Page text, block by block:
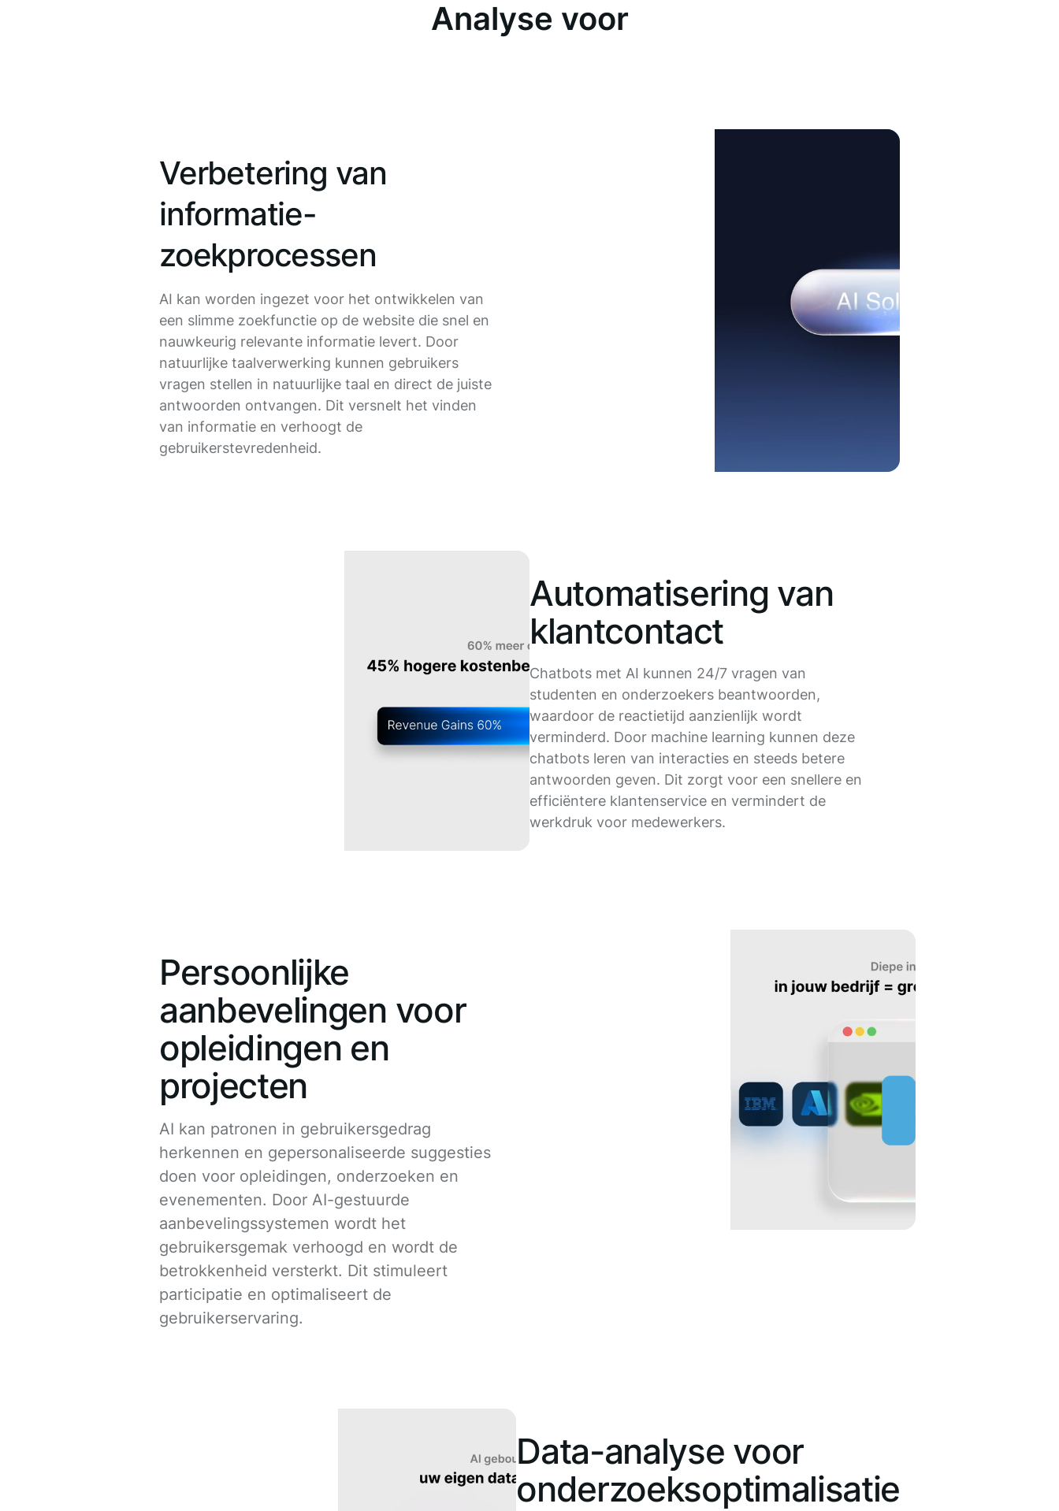
Analyse voor
Verbetering van
informatie-
zoekprocessen
AI kan worden ingezet voor het ontwikkelen van
een slimme zoekfunctie op de website die snel en
nauwkeurig relevante informatie levert. Door
natuurlijke taalverwerking kunnen gebruikers
vragen stellen in natuurlijke taal en direct de juiste
antwoorden ontvangen. Dit versnelt het vinden
van informatie en verhoogt de
gebruikerstevredenheid.
Automatisering van
klantcontact
Chatbots met AI kunnen 24/7 vragen van
studenten en onderzoekers beantwoorden,
waardoor de reactietijd aanzienlijk wordt
verminderd. Door machine learning kunnen deze
chatbots leren van interacties en steeds betere
antwoorden geven. Dit zorgt voor een snellere en
efficiëntere klantenservice en vermindert de
werkdruk voor medewerkers.
Persoonlijke
aanbevelingen voor
opleidingen en
projecten
AI kan patronen in gebruikersgedrag
herkennen en gepersonaliseerde suggesties
doen voor opleidingen, onderzoeken en
evenementen. Door AI-gestuurde
aanbevelingssystemen wordt het
gebruikersgemak verhoogd en wordt de
betrokkenheid versterkt. Dit stimuleert
participatie en optimaliseert de
gebruikerservaring.
Data-analyse voor
onderzoeksoptimalisatie